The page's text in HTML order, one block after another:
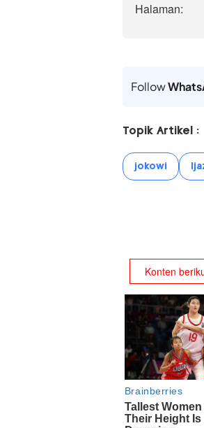
Halaman:
Follow
Topik Artikel :
jokowi